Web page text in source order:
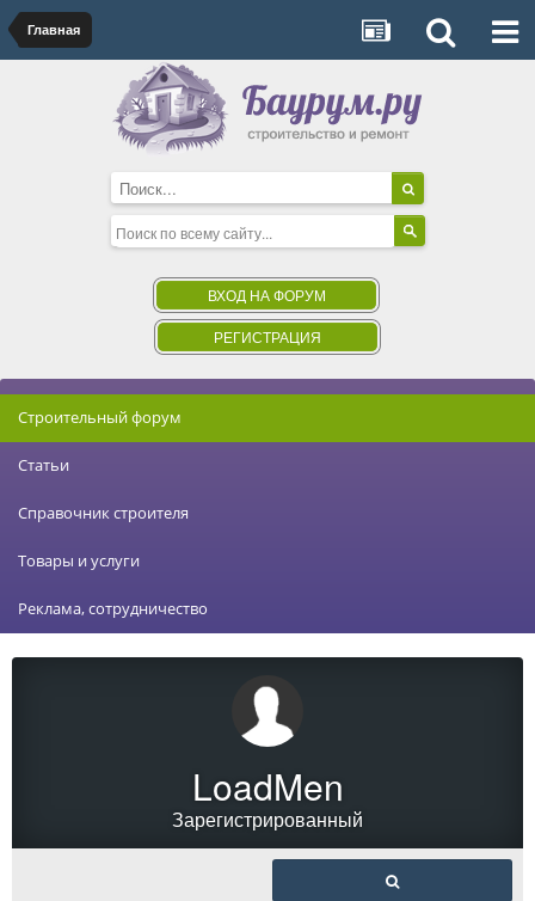
Главная
ВХОД НА ФОРУМ
РЕГИСТРАЦИЯ
Строительный форум
Статьи
Справочник строителя
Товары и услуги
Реклама, сотрудничество
LoadMen
Зарегистрированный